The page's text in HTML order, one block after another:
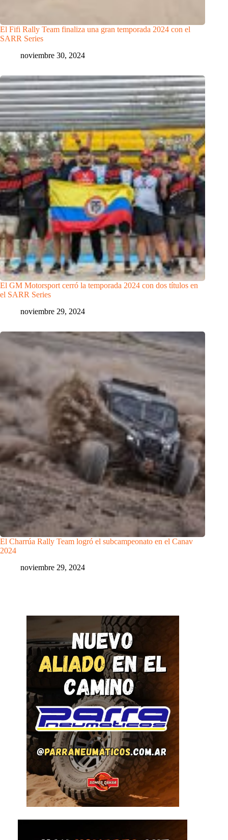
El Fifi Rally Team finaliza una gran temporada 2024 con el
SARR Series
noviembre 30, 2024
El GM Motorsport cerró la temporada 2024 con dos títulos en
el SARR Series
noviembre 29, 2024
El Charrúa Rally Team logró el subcampeonato en el Canav
2024
noviembre 29, 2024